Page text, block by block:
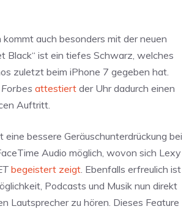
kommt auch besonders mit der neuen
Black“ ist ein tiefes Schwarz, welches
zuletzt beim iPhone 7 gegeben hat.
Forbes attestiert der Uhr dadurch einen
Auftritt.
eine bessere Geräuschunterdrückung bei
Audio möglich, wovon sich Lexy
begeistert zeigt . Ebenfalls erfreulich ist
Podcasts und Musik nun direkt
Lautsprecher zu hören. Dieses Feature